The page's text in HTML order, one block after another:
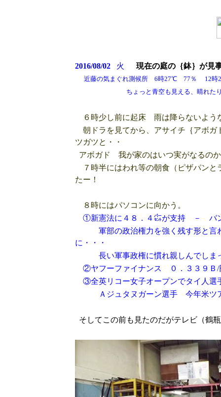
2016/08/02火 現在の庭の｛鉢｝が見
近藤の気まぐれ測候所 6時27℃ 77％
ちょっと青空も見える、晴れたり曇っ
６時少し前に起床 雨は降らないよう
朝ドラを見てから、アサイチ｛アボ
ツガツと・・
アボガド 我が家のはいつ実がなるの
７時半にはわれ等の朝食（ピザパン
たー！
８時にはパソコンに向かう。
①新憲法に４８．４㌫が支持 － バ
軍部の政治権力を強く残す形と言わ
に・・・
長い軍事政権に慣れ親しんでしま
②ヤフーファイナンス ０．３３
③全英リコー女子オープンでタイ人選
Ａジュタヌガーン選手 今年米ツ
そしてこの前も見たのだがテレビ（鶴